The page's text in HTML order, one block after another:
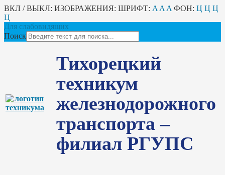
ВКЛ / ВЫКЛ: ИЗОБРАЖЕНИЯ: ШРИФТ: A A A ФОН: Ц Ц Ц
Ц
Для слабовидящих
Поиск
Тихорецкий
техникум
железнодорожного
транспорта –
филиал РГУПС